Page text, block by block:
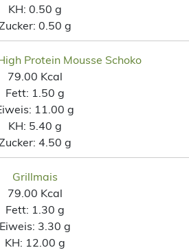
KH: 0.50 g
0.50 g
Protein Mousse Schoko
79.00 Kcal
Fett: 1.50 g
11.00 g
KH: 5.40 g
4.50 g
Grillmais
79.00 Kcal
Fett: 1.30 g
Eiweis: 3.30 g
KH: 12.00 g